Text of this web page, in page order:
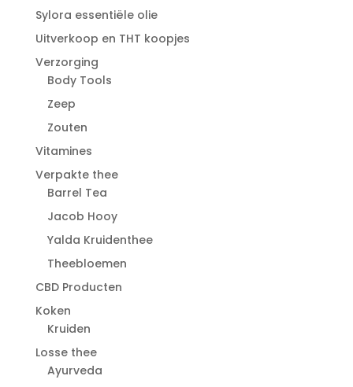
Sylora essentiële olie
Uitverkoop en THT koopjes
Verzorging
Body Tools
Zeep
Zouten
Vitamines
Verpakte thee
Barrel Tea
Jacob Hooy
Yalda Kruidenthee
Theebloemen
CBD Producten
Koken
Kruiden
Losse thee
Ayurveda